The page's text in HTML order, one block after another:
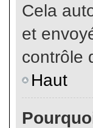
Cela
et
contrôle
Haut